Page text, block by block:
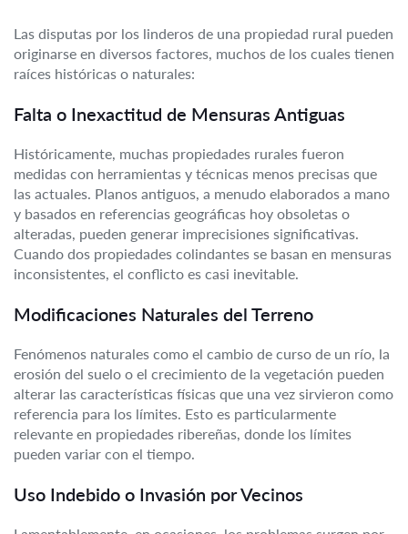
Las disputas por los linderos de una propiedad rural pueden
originarse en diversos factores, muchos de los cuales tienen
raíces históricas o naturales:
Falta o Inexactitud de Mensuras Antiguas
Históricamente, muchas propiedades rurales fueron
medidas con herramientas y técnicas menos precisas que
las actuales. Planos antiguos, a menudo elaborados a mano
y basados en referencias geográficas hoy obsoletas o
alteradas, pueden generar imprecisiones significativas.
Cuando dos propiedades colindantes se basan en mensuras
inconsistentes, el conflicto es casi inevitable.
Modificaciones Naturales del Terreno
Fenómenos naturales como el cambio de curso de un río, la
erosión del suelo o el crecimiento de la vegetación pueden
alterar las características físicas que una vez sirvieron como
referencia para los límites. Esto es particularmente
relevante en propiedades ribereñas, donde los límites
pueden variar con el tiempo.
Uso Indebido o Invasión por Vecinos